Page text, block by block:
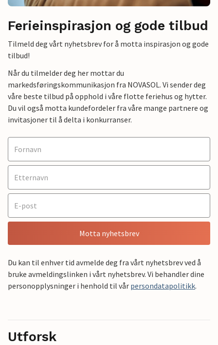
Ferieinspirasjon og gode tilbud
Tilmeld deg vårt nyhetsbrev for å motta inspirasjon og gode
tilbud!
Når du tilmelder deg her mottar du
markedsføringskommunikasjon fra NOVASOL. Vi sender deg
våre beste tilbud på opphold i våre flotte feriehus og hytter.
Du vil også motta kundefordeler fra våre mange partnere og
invitasjoner til å delta i konkurranser.
Motta nyhetsbrev
Du kan til enhver tid avmelde deg fra vårt nyhetsbrev ved å
bruke avmeldingslinken i vårt nyhetsbrev. Vi behandler dine
personopplysninger i henhold til vår persondatapolitikk.
Utforsk